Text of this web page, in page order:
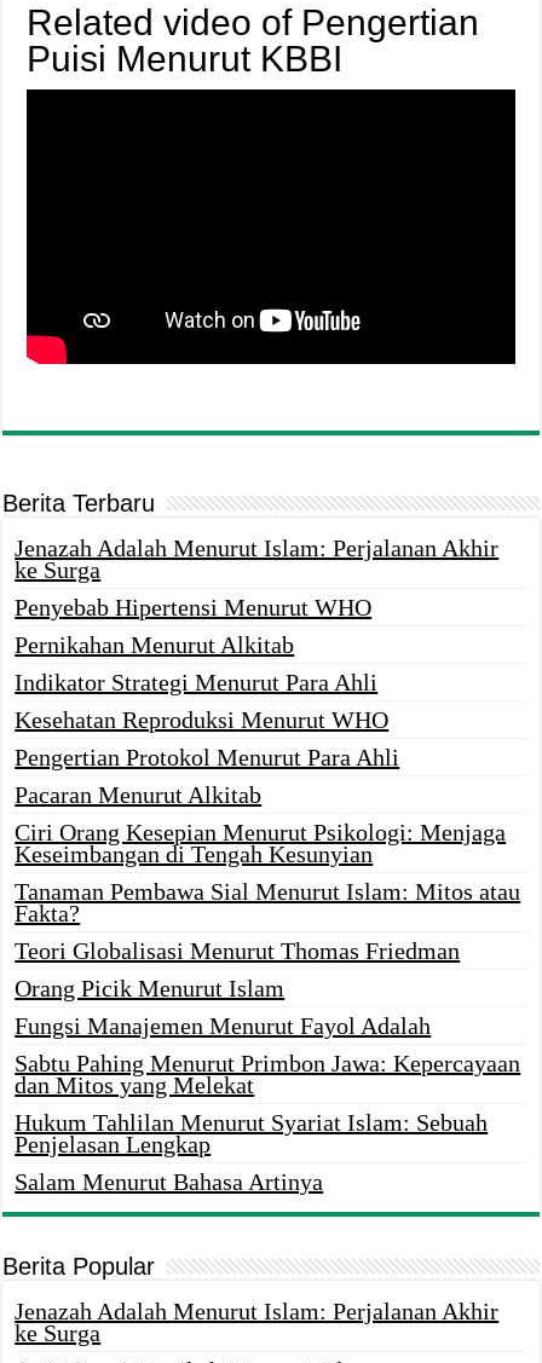
Related video of Pengertian
Puisi Menurut KBBI
Berita Terbaru
Jenazah Adalah Menurut Islam: Perjalanan Akhir
ke Surga
Penyebab Hipertensi Menurut WHO
Pernikahan Menurut Alkitab
Indikator Strategi Menurut Para Ahli
Kesehatan Reproduksi Menurut WHO
Pengertian Protokol Menurut Para Ahli
Pacaran Menurut Alkitab
Ciri Orang Kesepian Menurut Psikologi: Menjaga
Keseimbangan di Tengah Kesunyian
Tanaman Pembawa Sial Menurut Islam: Mitos atau
Fakta?
Teori Globalisasi Menurut Thomas Friedman
Orang Picik Menurut Islam
Fungsi Manajemen Menurut Fayol Adalah
Sabtu Pahing Menurut Primbon Jawa: Kepercayaan
dan Mitos yang Melekat
Hukum Tahlilan Menurut Syariat Islam: Sebuah
Penjelasan Lengkap
Salam Menurut Bahasa Artinya
Berita Popular
Jenazah Adalah Menurut Islam: Perjalanan Akhir
ke Surga